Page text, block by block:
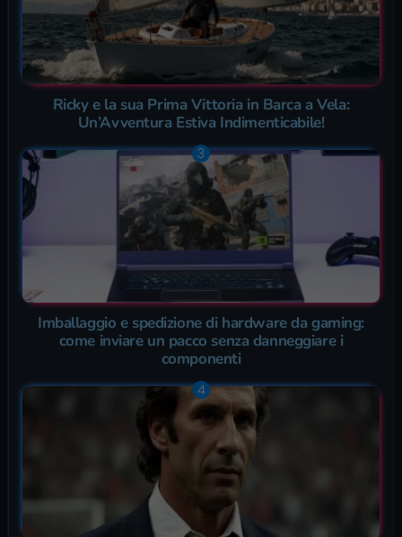
Ricky e la sua Prima Vittoria in Barca a Vela:
Un’Avventura Estiva Indimenticabile!
Imballaggio e spedizione di hardware da gaming:
come inviare un pacco senza danneggiare i
componenti